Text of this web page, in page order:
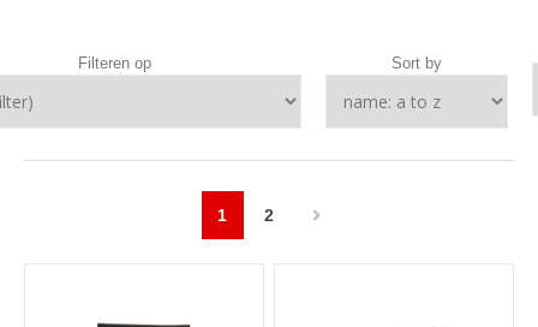
Filteren op Sort by
1 2